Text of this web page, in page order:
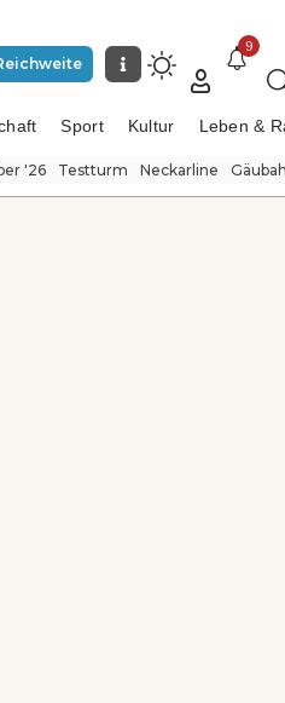
9
Sport Kultur Leben &
'26 Testturm Neckarline